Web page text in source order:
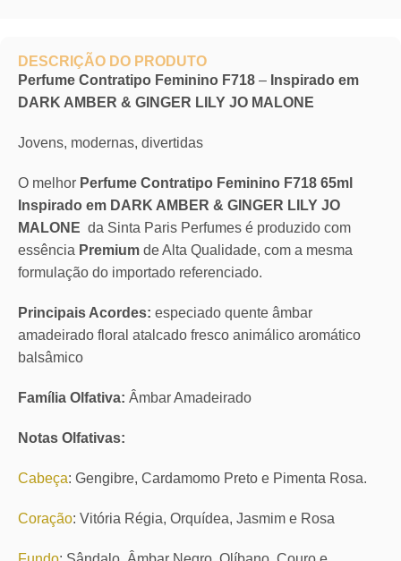
DESCRIÇÃO DO PRODUTO
Perfume Contratipo Feminino F718 – Inspirado em
DARK AMBER & GINGER LILY JO MALONE
Jovens, modernas, divertidas
O melhor Perfume Contratipo Feminino F718 65ml
Inspirado em DARK AMBER & GINGER LILY JO
MALONE da Sinta Paris Perfumes é produzido com
essência Premium de Alta Qualidade, com a mesma
formulação do importado referenciado.
Principais Acordes: especiado quente âmbar
amadeirado floral atalcado fresco animálico aromático
balsâmico
Família Olfativa: Âmbar Amadeirado
Notas Olfativas:
Cabeça: Gengibre, Cardamomo Preto e Pimenta Rosa.
Coração: Vitória Régia, Orquídea, Jasmim e Rosa